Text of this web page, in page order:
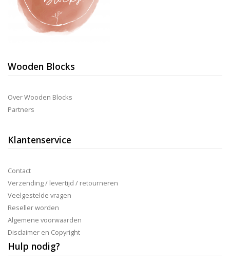
Wooden Blocks
Over Wooden Blocks
Partners
Klantenservice
Contact
Verzending / levertijd / retourneren
Veelgestelde vragen
Reseller worden
Algemene voorwaarden
Disclaimer en Copyright
Hulp nodig?